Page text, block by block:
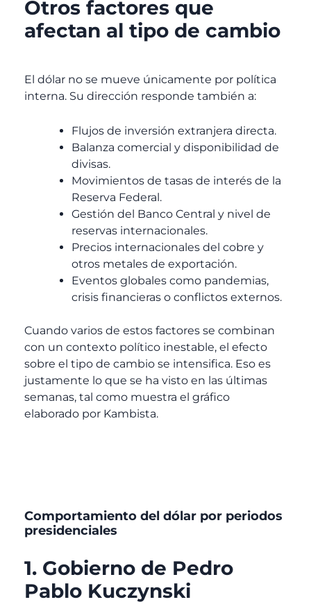
Otros factores que
afectan al tipo de cambio
El dólar no se mueve únicamente por política
interna. Su dirección responde también a:
Flujos de inversión extranjera directa.
Balanza comercial y disponibilidad de
divisas.
Movimientos de tasas de interés de la
Reserva Federal.
Gestión del Banco Central y nivel de
reservas internacionales.
Precios internacionales del cobre y
otros metales de exportación.
Eventos globales como pandemias,
crisis financieras o conflictos externos.
Cuando varios de estos factores se combinan
con un contexto político inestable, el efecto
sobre el tipo de cambio se intensifica. Eso es
justamente lo que se ha visto en las últimas
semanas, tal como muestra el gráfico
elaborado por Kambista.
Comportamiento del dólar por periodos
presidenciales
1. Gobierno de Pedro
Pablo Kuczynski